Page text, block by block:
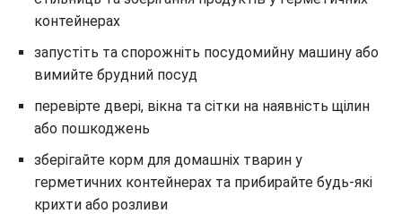
контейнерах
запустіть та спорожніть посудомийну машину або
вимийте брудний посуд
перевірте двері, вікна та сітки на наявність щілин
або пошкоджень
зберігайте корм для домашніх тварин у
герметичних контейнерах та прибирайте будь-які
крихти або розливи